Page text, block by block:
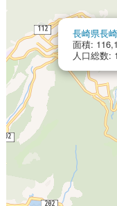
長崎県長
面積:
人口総数: